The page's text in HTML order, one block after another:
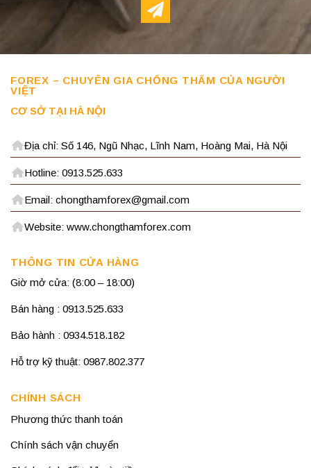
FOREX – CHUYÊN GIA CHỐNG THẤM CỦA NGƯỜI
VIỆT
CƠ SỞ TẠI HÀ NỘI
Địa chỉ: Số 146, Ngũ Nhạc, Lĩnh Nam, Hoàng Mai, Hà Nội
Hotline: 0913.525.633
Email: chongthamforex@gmail.com
Website: www.chongthamforex.com
THÔNG TIN CỬA HÀNG
Giờ mở cửa: (8:00 – 18:00)
Bán hàng : 0913.525.633
Bảo hành : 0934.518.182
Hỗ trợ kỹ thuật: 0987.802.377
CHÍNH SÁCH
Phương thức thanh toán
Chính sách vận chuyển